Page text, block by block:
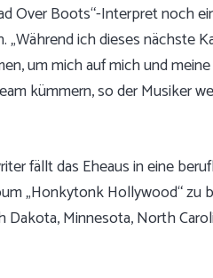
Over Boots“-Interpret noch
„Während ich dieses nächste
um mich auf mich und
kümmern, so der Musiker
fällt das Eheaus in eine
„Honkytonk Hollywood“ zu
Minnesota, North